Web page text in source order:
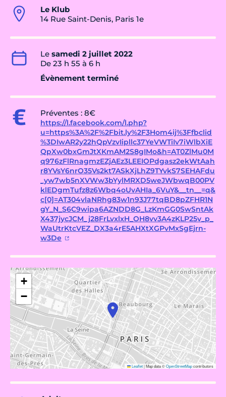
Le Klub
14 Rue Saint-Denis, Paris 1e
Le samedi 2 juillet 2022
De 23 h 55 à 6 h
Évènement terminé
Préventes : 8€
https://l.facebook.com/l.php?
u=https%3A%2F%2Fbit.ly%2F3Hom4ij%3Ffbclid
%3DIwAR2y22hQpVzvIipllc37YeVWTiIv7iWlbXiE
QpXw0bxGmJtXKmAM2S8gIMo&h=AT0ZlMu0M
q976zFlRnagmzEZjAEz3LEEIOPdgasz2ekWtAah
r8YVsY6nrO35Vs2kt7ASkXjLhZ9TYvkS7SEHAFdu
_yw7wb5nXVWw3bYylMRXD5weJWbwqB00PV
klEDgmTufz8z6Wbq4oUvAHIa_6VuY&__tn__=q&
c[0]=AT304vlaNRhg83w1n93J77tqBD8pZFHR1N
gY_N_S6C9wipa6AZNDD8G_LzKmGG0SwSntAk
X437jycJCM_j28FrLvxlxH_OH8vv3A4zKLP25v_p_
WaUtrKtcVEZ_DX3a4rE5AHXtXGPvMxSgEjrn-
w3De
+
−
Leaflet|Map data ©OpenStreetMapcontributors